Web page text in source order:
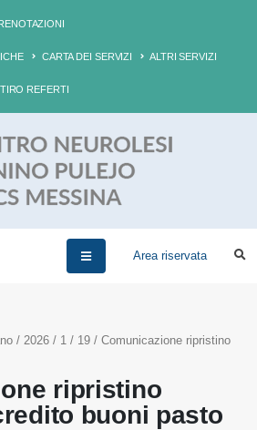
CARTA DEI SERVIZI ALTRI SERVIZI
REFERTI
Area riservata
ripristino
buoni pasto
/ 2026 / 1 / 19 / Comunicazione ripristino